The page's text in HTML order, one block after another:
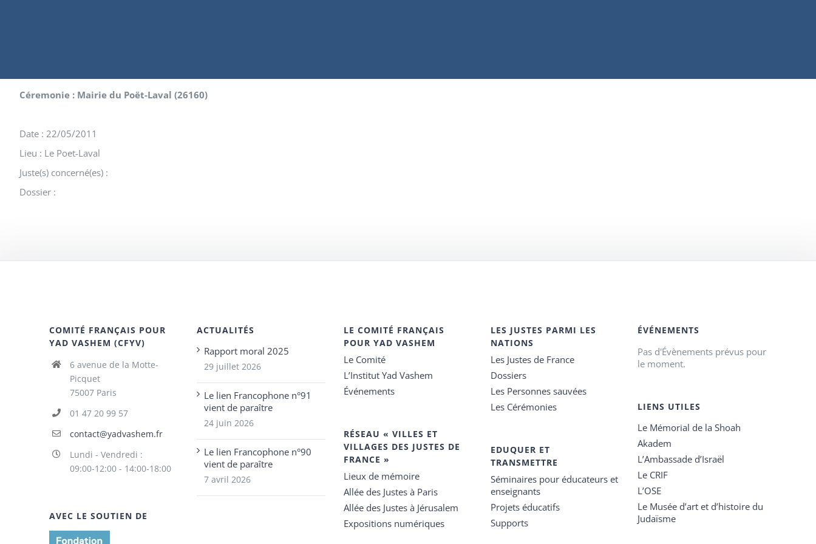
Céremonie : Mairie du Poët-Laval (26160)
Date : 22/05/2011
Lieu : Le Poet-Laval
Juste(s) concerné(es) :
Dossier :
COMITÉ FRANÇAIS POUR
YAD VASHEM (CFYV)
6 avenue de la Motte-
Picquet
75007 Paris
01 47 20 99 57
contact@yadvashem.fr
Lundi - Vendredi :
09:00-12:00 - 14:00-18:00
AVEC LE SOUTIEN DE
ACTUALITÉS
Rapport moral 2025
29 juillet 2026
Le lien Francophone n°91
vient de paraître
24 juin 2026
Le lien Francophone n°90
vient de paraître
7 avril 2026
LE COMITÉ FRANÇAIS
POUR YAD VASHEM
Le Comité
L’Institut Yad Vashem
Événements
RÉSEAU « VILLES ET
VILLAGES DES JUSTES DE
FRANCE »
Lieux de mémoire
Allée des Justes à Paris
Allée des Justes à Jérusalem
Expositions numériques
LES JUSTES PARMI LES
NATIONS
Les Justes de France
Dossiers
Les Personnes sauvées
Les Cérémonies
EDUQUER ET
TRANSMETTRE
Séminaires pour éducateurs et
enseignants
Projets éducatifs
Supports
ÉVÉNEMENTS
Pas d'Évènements prévus pour
le moment.
LIENS UTILES
Le Mémorial de la Shoah
Akadem
L’Ambassade d’Israël
Le CRIF
L’OSE
Le Musée d’art et d’histoire du
Judaïsme